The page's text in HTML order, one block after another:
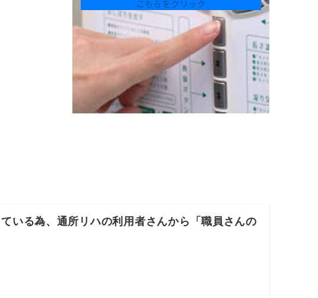
こちらをクリック
いる為、通所リハの利用者さんから「職員さんの